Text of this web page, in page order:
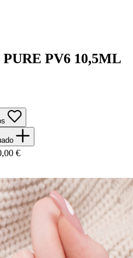
PV6 10,5ML
€